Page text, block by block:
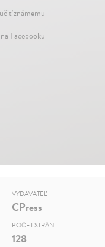
známemu
Facebooku
VYDAVATEĽ
CPress
POČET STRÁN
128